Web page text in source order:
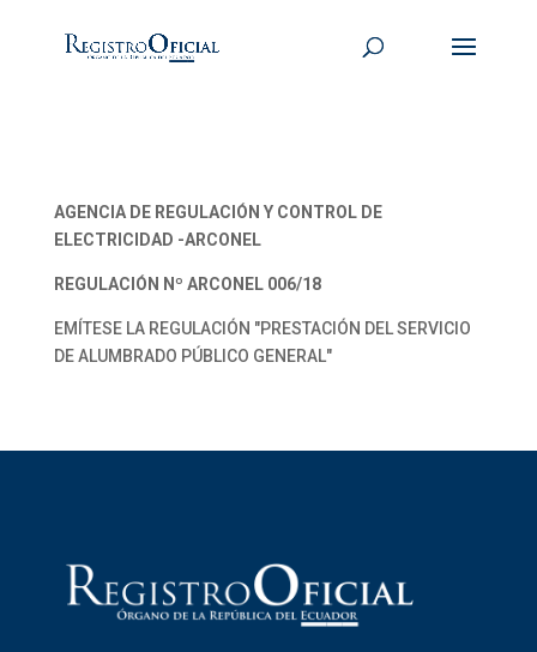
AGENCIA DE REGULACIÓN Y CONTROL DE
ELECTRICIDAD -ARCONEL
REGULACIÓN Nº ARCONEL 006/18
EMÍTESE LA REGULACIÓN "PRESTACIÓN DEL SERVICIO
DE ALUMBRADO PÚBLICO GENERAL"